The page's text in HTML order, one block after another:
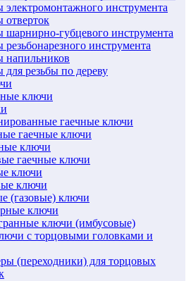
электромонтажного инструмента
отверток
шарнирно-губцевого инструмента
инструмента
напильников
резьбы по дереву
ключи
гаечные ключи
гаечные ключи
ключи
гаечные ключи
ключи
ключи
(газовые) ключи
ключи
ключи (имбусовые)
с торцовыми головками и
(переходники) для торцовых